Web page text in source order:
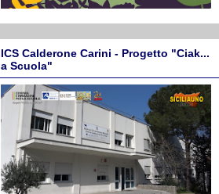
ICS Calderone Carini - Progetto "Ciak...
a Scuola"